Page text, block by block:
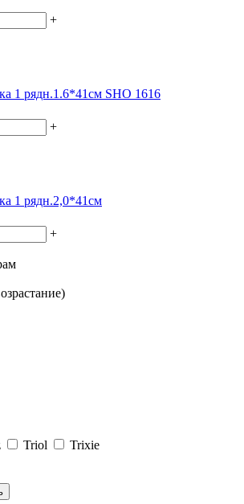
+
1 рядн.1.6*41см SHO 1616
+
1 рядн.2,0*41см
+
Triol
Trixie